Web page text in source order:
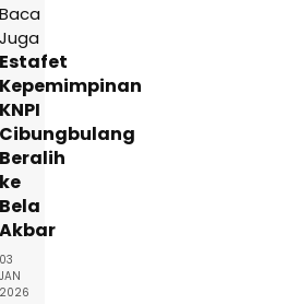
Baca
Juga
Estafet
Kepemimpinan
KNPI
Cibungbulang
Beralih
ke
Bela
Akbar
03
JAN
2026